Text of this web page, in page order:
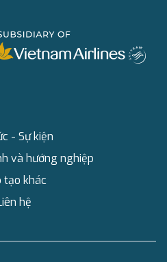
- Sự kiện
và hướng nghiệp
tạo khác
hệ